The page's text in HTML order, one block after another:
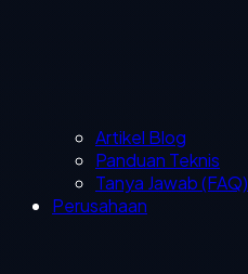
Artikel Blog
Panduan Teknis
Tanya Jawab (FAQ)
Perusahaan